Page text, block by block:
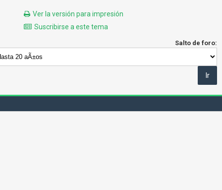
Ver la versión para impresión
Suscribirse a este tema
Salto de foro: